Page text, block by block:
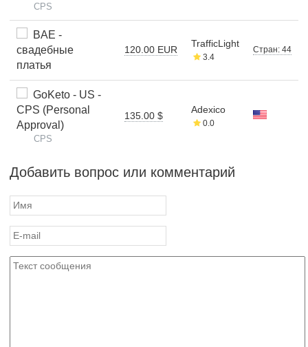
CPS
BAE -
свадебные
платья
120.00 EUR
TrafficLight
3.4
Стран: 44
GoKeto - US -
CPS (Personal
Approval)
CPS
135.00 $
Adexico
0.0
Добавить вопрос или комментарий